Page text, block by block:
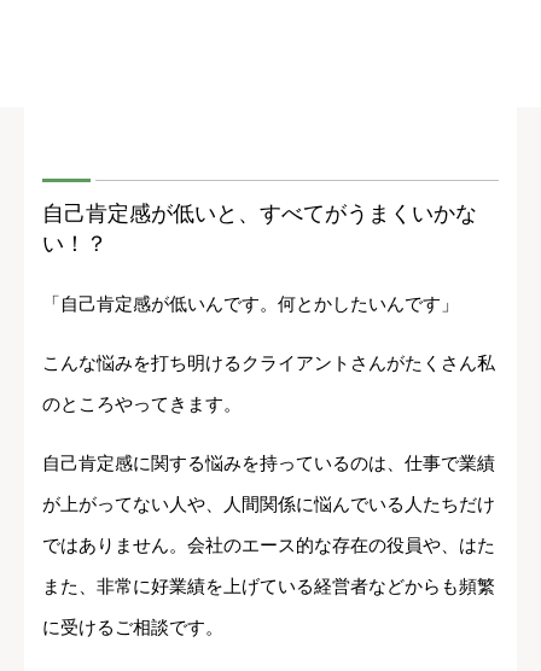
自己肯定感が低いと、すべてがうまくいかな
い！？
「自己肯定感が低いんです。何とかしたいんです」
こんな悩みを打ち明けるクライアントさんがたくさん私
のところやってきます。
自己肯定感に関する悩みを持っているのは、仕事で業績
が上がってない人や、人間関係に悩んでいる人たちだけ
ではありません。会社のエース的な存在の役員や、はた
また、非常に好業績を上げている経営者などからも頻繁
に受けるご相談です。